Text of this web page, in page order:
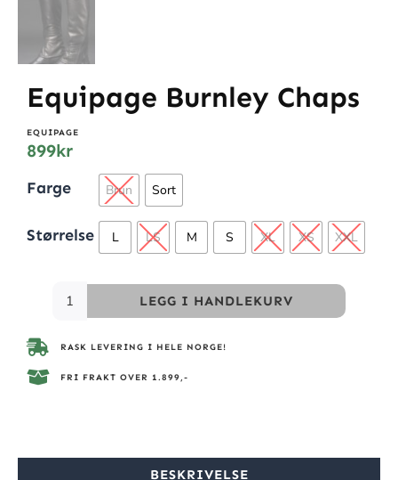
Equipage Burnley Chaps
EQUIPAGE
899kr
Farge Brun Sort
Størrelse L LS M S XL XS XXL
LEGG I HANDLEKURV
RASK LEVERING I HELE NORGE!
FRI FRAKT OVER 1.899,-
BESKRIVELSE